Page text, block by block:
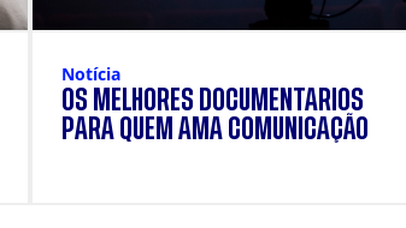
Notícia
OS MELHORES DOCUMENTÁRIOS
PARA QUEM AMA COMUNICAÇÃO